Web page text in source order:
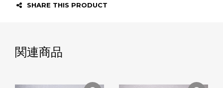
SHARE THIS PRODUCT
関連商品